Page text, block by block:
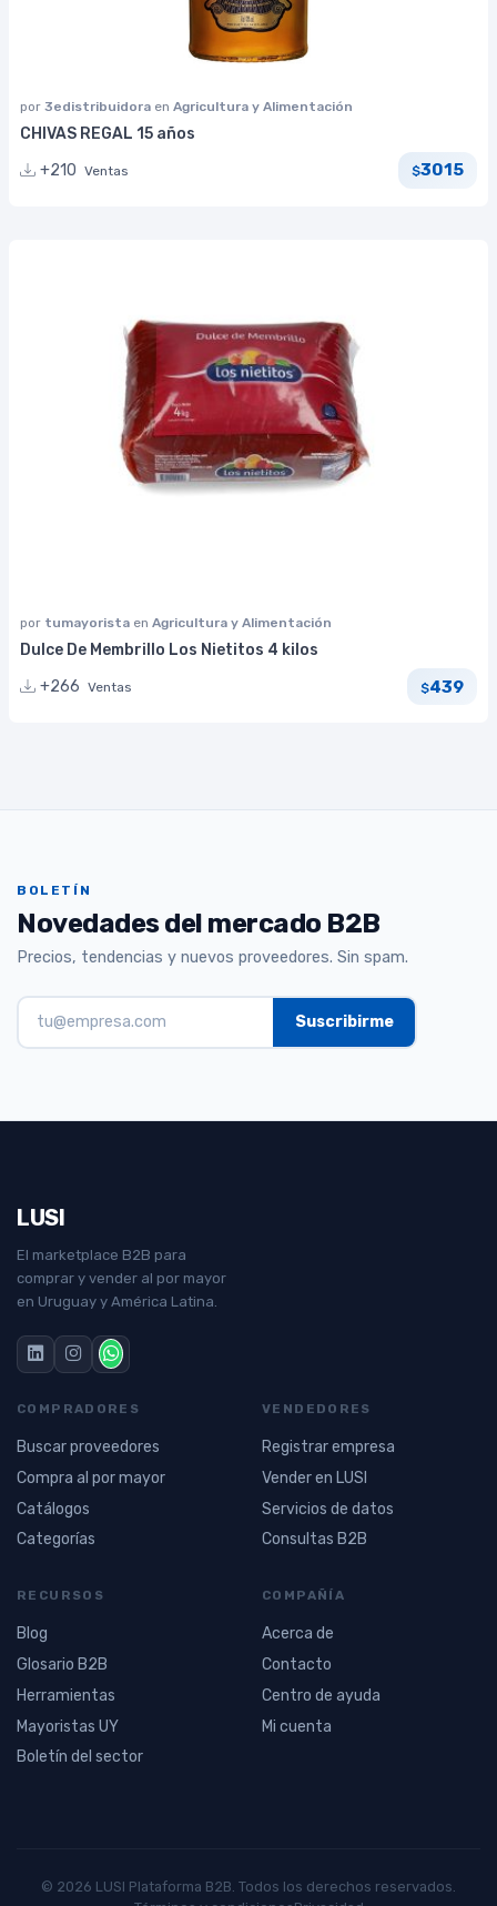
por 3edistribuidora en Agricultura y Alimentación
CHIVAS REGAL 15 años
+210 Ventas $3015
por tumayorista en Agricultura y Alimentación
Dulce De Membrillo Los Nietitos 4 kilos
+266 Ventas $439
BOLETÍN
Novedades del mercado B2B
Precios, tendencias y nuevos proveedores. Sin spam.
LUSI
El marketplace B2B para
comprar y vender al por mayor
en Uruguay y América Latina.
COMPRADORES
Buscar proveedores
Compra al por mayor
Catálogos
Categorías
VENDEDORES
Registrar empresa
Vender en LUSI
Servicios de datos
Consultas B2B
RECURSOS
Blog
Glosario B2B
Herramientas
Mayoristas UY
Boletín del sector
COMPAÑÍA
Acerca de
Contacto
Centro de ayuda
Mi cuenta
© 2026 LUSI Plataforma B2B. Todos los derechos reservados.